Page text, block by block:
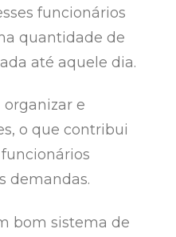
funcionários
quantidade de
até aquele dia.
e
o que contribui
demandas.
bom sistema de